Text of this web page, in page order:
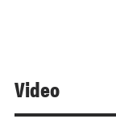
Video